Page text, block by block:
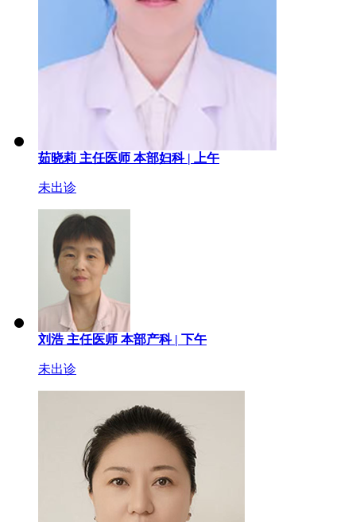
茹晓莉 主任医师 本部妇科 | 上午
未出诊
刘浩 主任医师 本部产科 | 下午
未出诊